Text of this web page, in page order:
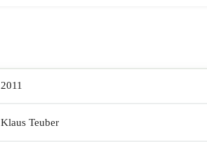
2011
Klaus Teuber